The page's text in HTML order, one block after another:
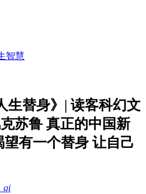
智慧
生替身》| 读客科幻文
苏鲁 真正的中国新
有一个替身 让自己